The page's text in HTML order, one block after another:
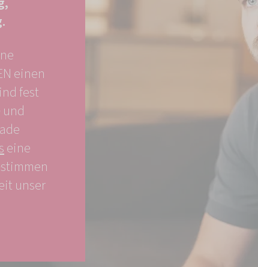
einen
fest
eine
unser